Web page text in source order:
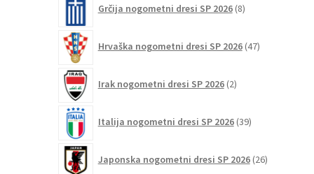
Grčija nogometni dresi SP 2026 8izdelkov
Hrvaška nogometni dresi SP 2026 47izdelkov
Irak nogometni dresi SP 2026 2izdelka
Italija nogometni dresi SP 2026 39izdelkov
Japonska nogometni dresi SP 2026 26izdelkov